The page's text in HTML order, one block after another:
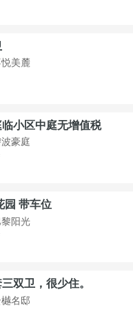
美麓
小区中庭无增值税
豪庭
园 带车位
阳光
双卫，很少住。
名邸